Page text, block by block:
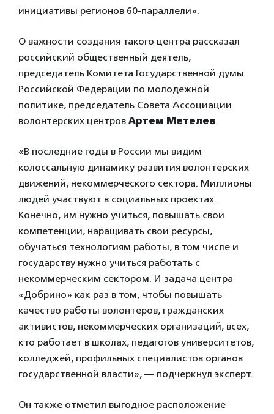
инициативы регионов 60-параллели».
О важности создания такого центра рассказал
российский общественный деятель,
председатель Комитета Государственной думы
Российской Федерации по молодежной
политике, председатель Совета Ассоциации
волонтерских центров Артем Метелев.
«В последние годы в России мы видим
колоссальную динамику развития волонтерских
движений, некоммерческого сектора. Миллионы
людей участвуют в социальных проектах.
Конечно, им нужно учиться, повышать свои
компетенции, наращивать свои ресурсы,
обучаться технологиям работы, в том числе и
государству нужно учиться работать с
некоммерческим сектором. И задача центра
«Добрино» как раз в том, чтобы повышать
качество работы волонтеров, гражданских
активистов, некоммерческих организаций, всех,
кто работает в школах, педагогов университетов,
колледжей, профильных специалистов органов
государственной власти», — подчеркнул эксперт.
Он также отметил выгодное расположение